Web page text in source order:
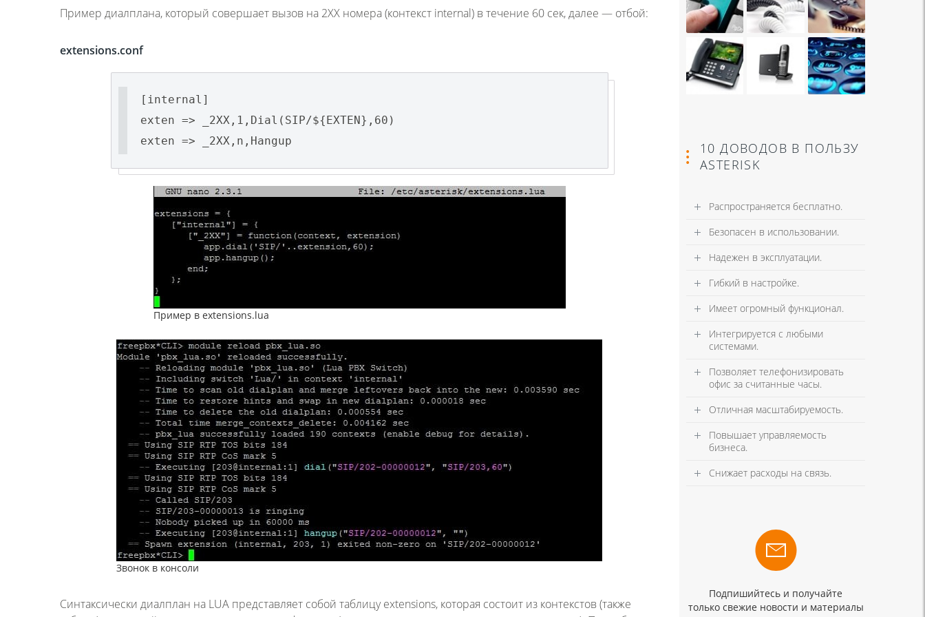
Пример диалплана, который совершает вызов на 2ХХ номера (контекст internal) в течение 60 сек, далее — отбой:
extensions.conf
[internal]
exten => _2XX,1,Dial(SIP/${EXTEN},60)
exten => _2XX,n,Hangup
Пример в extensions.lua
Звонок в консоли
Синтаксически диалплан на LUA представляет собой таблицу extensions, которая состоит из контекстов (также
10 ДОВОДОВ В ПОЛЬЗУ
ASTERISK
Распространяется бесплатно.
Безопасен в использовании.
Надежен в эксплуатации.
Гибкий в настройке.
Имеет огромный функционал.
Интегрируется с любыми
системами.
Позволяет телефонизировать
офис за считанные часы.
Отличная масштабируемость.
Повышает управляемость
бизнеса.
Снижает расходы на связь.
Подпишийтесь и получайте
только свежие новости и материалы